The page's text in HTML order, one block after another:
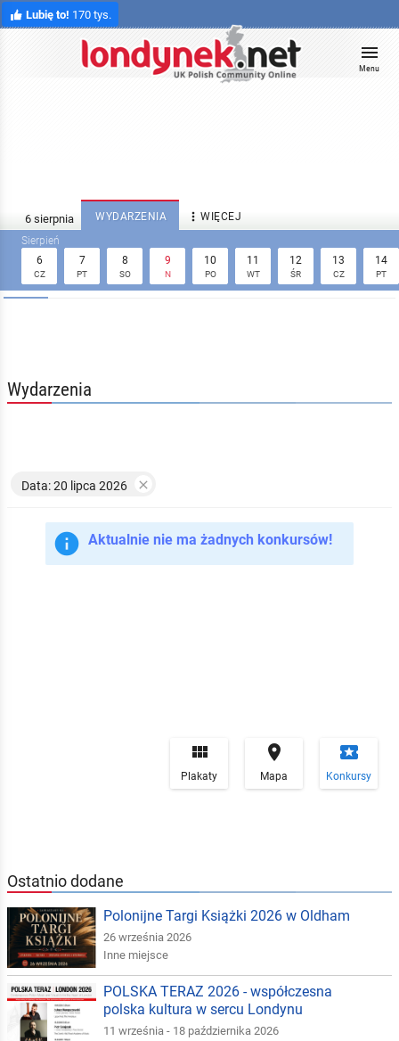
Lubię to! 170 tys.
Menu
WYDARZENIA  WIĘCEJ
6
CZ
7
PT
8
SO
9
N
10
PO
11
WT
12
ŚR
13
CZ
14
PT
Wydarzenia

Plakaty

Mapa
local_play
Konkursy
Data: 20 lipca 2026 
 Aktualnie nie ma żadnych konkursów!
Ostatnio dodane
Polonijne Targi Książki 2026 w Oldham
26 września 2026
Inne miejsce
POLSKA TERAZ 2026 - współczesna
polska kultura w sercu Londynu
11 września - 18 października 2026